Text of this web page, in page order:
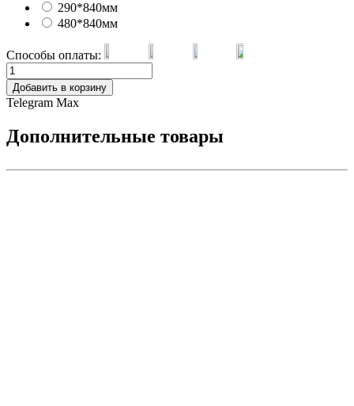
290*840мм
480*840мм
Способы оплаты:
Добавить в корзину
Telegram Max
Дополнительные товары